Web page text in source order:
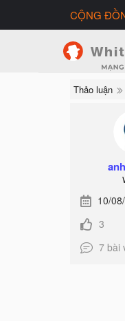
CỘNG
Thảo luận
10/
3
7 bài